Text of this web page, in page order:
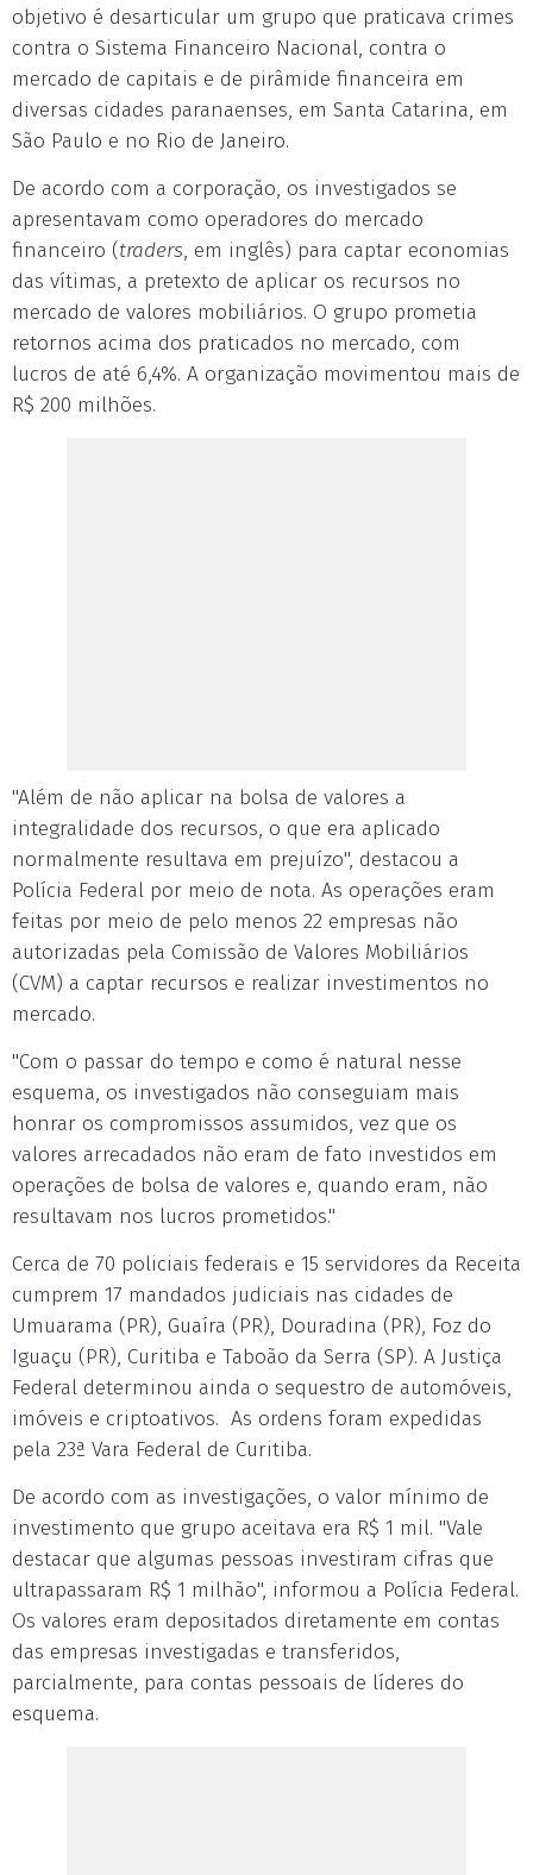
objetivo é desarticular um grupo que praticava crimes
contra o Sistema Financeiro Nacional, contra o
mercado de capitais e de pirâmide financeira em
diversas cidades paranaenses, em Santa Catarina, em
São Paulo e no Rio de Janeiro.
De acordo com a corporação, os investigados se
apresentavam como operadores do mercado
financeiro (traders, em inglês) para captar economias
das vítimas, a pretexto de aplicar os recursos no
mercado de valores mobiliários. O grupo prometia
retornos acima dos praticados no mercado, com
lucros de até 6,4%. A organização movimentou mais de
R$ 200 milhões.
"Além de não aplicar na bolsa de valores a
integralidade dos recursos, o que era aplicado
normalmente resultava em prejuízo", destacou a
Polícia Federal por meio de nota. As operações eram
feitas por meio de pelo menos 22 empresas não
autorizadas pela Comissão de Valores Mobiliários
(CVM) a captar recursos e realizar investimentos no
mercado.
"Com o passar do tempo e como é natural nesse
esquema, os investigados não conseguiam mais
honrar os compromissos assumidos, vez que os
valores arrecadados não eram de fato investidos em
operações de bolsa de valores e, quando eram, não
resultavam nos lucros prometidos."
Cerca de 70 policiais federais e 15 servidores da Receita
cumprem 17 mandados judiciais nas cidades de
Umuarama (PR), Guaíra (PR), Douradina (PR), Foz do
Iguaçu (PR), Curitiba e Taboão da Serra (SP). A Justiça
Federal determinou ainda o sequestro de automóveis,
imóveis e criptoativos. As ordens foram expedidas
pela 23ª Vara Federal de Curitiba.
De acordo com as investigações, o valor mínimo de
investimento que grupo aceitava era R$ 1 mil. "Vale
destacar que algumas pessoas investiram cifras que
ultrapassaram R$ 1 milhão", informou a Polícia Federal.
Os valores eram depositados diretamente em contas
das empresas investigadas e transferidos,
parcialmente, para contas pessoais de líderes do
esquema.